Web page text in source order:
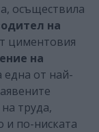
осъществила
на
циментовия
на
една от най-
труда,
и по-ниската